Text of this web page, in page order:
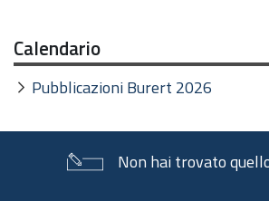
Calendario
Pubblicazioni Burert 2026
Non hai trovato